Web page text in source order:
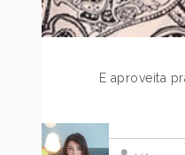
E aproveita